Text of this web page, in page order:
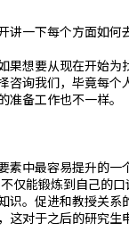
讲一下每个方面如何
果想要从现在开始为
咨询我们，毕竟每个
准备工作也不一样。
素中最容易提升的一
仅能锻炼到自己的
识。促进和教授关系
这对于之后的研究生